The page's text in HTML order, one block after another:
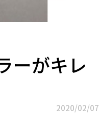
ーがキレ
2020/02/07